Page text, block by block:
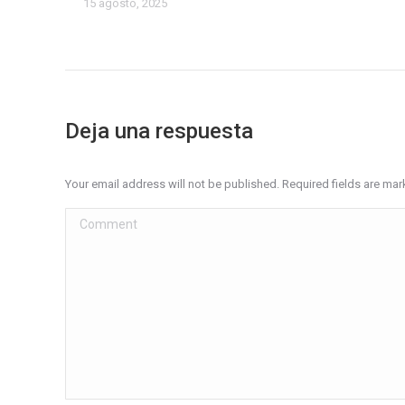
15 agosto, 2025
Deja una respuesta
Your email address will not be published. Required fields are
Comment